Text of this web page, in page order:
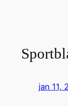
jan 11,